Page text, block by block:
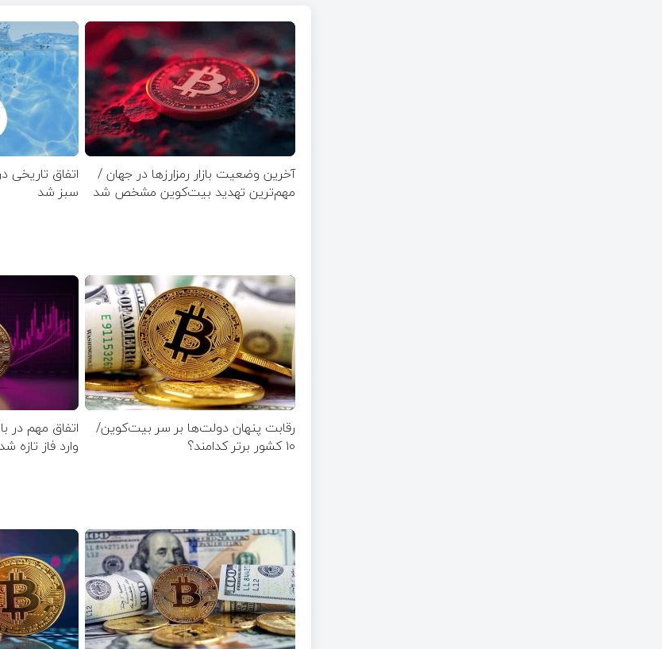
آخرین وضعیت بازار رمزارزها در جهان /
مهم‌ترین تهدید بیت‌کوین مشخص شد
اتفاق تاریخی
سبز شد
رقابت پنهان دولت‌ها بر سر بیت‌کوین/
۱۰ کشور برتر کدامند؟
اتفاق مهم در
وارد فاز تازه شد